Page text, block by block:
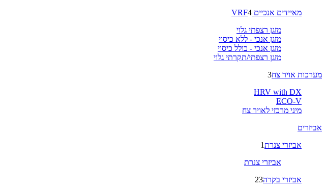
מאיידים אנכיים VRF 4
מזגן רצפתי גלוי
מזגן אנכי - ללא כיסוי
מזגן אנכי - כולל כיסוי
מזגן רצפתי/תקרתי גלוי
מערכות אויר צח3
HRV with DX
ECO-V
מיני מרכזי לאויר צח
אביזרים
אביזרי צנרת1
אביזרי צנרת
אביזרי בקרה23